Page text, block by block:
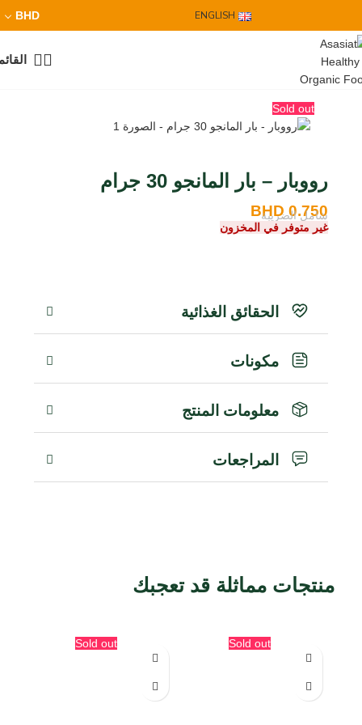
ENGLISH
BHD
Sold out
رووبار – بار المانجو 30 جرام
0.750
BHD
شامل الضريبة
غير متوفر في المخزون
الحقائق الغذائية
مكونات
معلومات المنتج
المراجعات
منتجات مماثلة قد تعجبك
Sold out
Sold out